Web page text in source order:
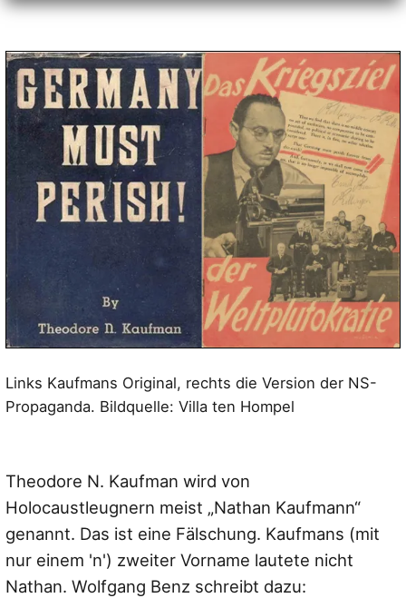
Links Kaufmans Original, rechts die Version der NS-
Propaganda. Bildquelle: Villa ten Hompel
Theodore N. Kaufman wird von
Holocaustleugnern meist „Nathan Kaufmann“
genannt. Das ist eine Fälschung. Kaufmans (mit
nur einem 'n') zweiter Vorname lautete nicht
Nathan. Wolfgang Benz schreibt dazu: